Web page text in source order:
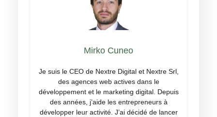
Mirko Cuneo
Je suis le CEO de Nextre Digital et Nextre Srl,
des agences web actives dans le
développement et le marketing digital. Depuis
des années, j’aide les entrepreneurs à
développer leur activité. J’ai décidé de lancer